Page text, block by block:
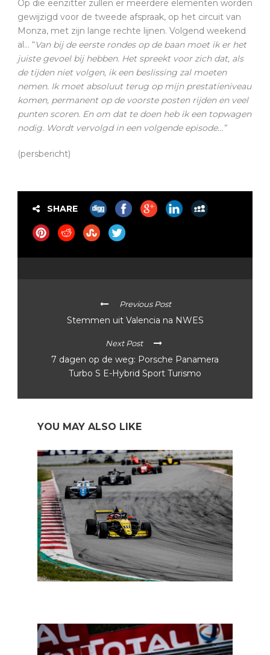
Op die eenzitter zullen er meerdere elementen worden
gewijzigd voor de tweede afspraak, op het circuit van
Monza, met zijn lange rechte lijnen. Volgend weekend
al… “Van bij de eerste rondes op de baan moet ik er het
juiste gevoel bij hebben. Het spreekt voor zich dat, als
de tijden niet volgen, ik een beslissing zal moeten
nemen. Ik moet absoluut terug op mijn prestatieniveau
komen, permanent op de voorste posten rijden en veel
punten scoren. En om dat te doen heb ik een topwagen
nodig. Wordt vervolgd in een volgende episode…”
(persbericht)
SHARE
Previous Post
Stemmen uit Valencia na NWES
Next Post
7 dagen op de weg: Porsche Panamera
Turbo S E-Hybrid Sport Turismo
YOU MAY ALSO LIKE